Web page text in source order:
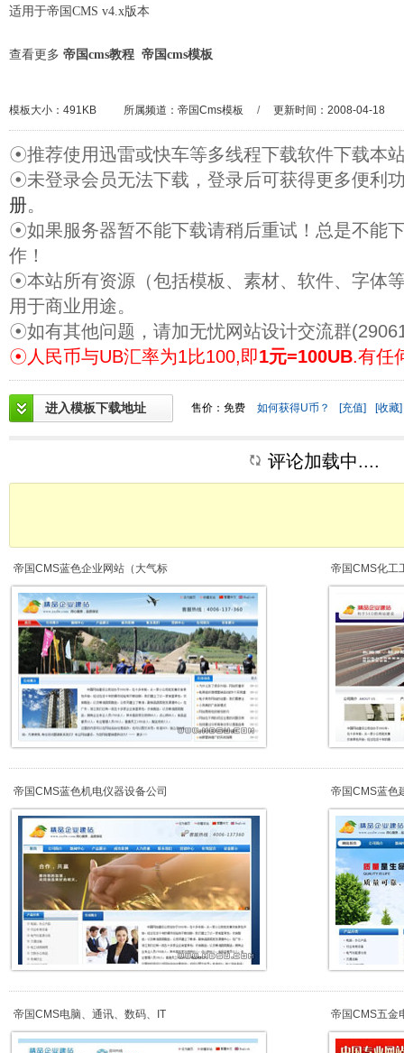
适用于帝国CMS v4.x版本
查看更多 帝国cms教程 帝国cms模板
模板大小：491KB 所属频道： 帝国Cms模板 / 更新时间：2008-04-18
☉推荐使用迅雷或快车等多线程下载软件下载本
☉未登录会员无法下载，登录后可获得更多便利
册。
☉如果服务器暂不能下载请稍后重试！总是不能
作！
☉本站所有资源（包括模板、素材、软件、字体
用于商业用途。
☉如有其他问题，请加无忧网站设计交流群
☉人民币与UB汇率为1比100,即1元=100UB.有任
进入模板下载地址 售价：免费 如何获得U币？ [充值] [收藏]
评论加载中....
帝国CMS蓝色企业网站（大气标 帝国CMS化工
帝国CMS蓝色机电仪器设备公司 帝国CMS蓝色
帝国CMS电脑、通讯、数码、IT 帝国CMS五金